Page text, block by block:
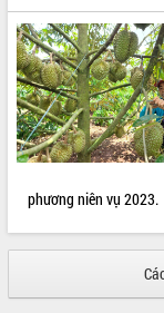
phương niên vụ 2023.